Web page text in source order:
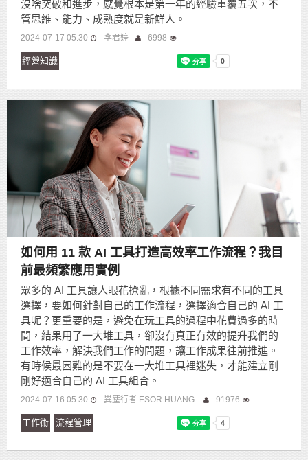
沒啥突破和進步，感覺根本是第一年的經驗重覆五次，不
管思維、能力、成熟度就是新鮮人。
2024-07-17 05:30 李君婷 6998
經營知識
如何用 11 款 AI 工具打造高效率工作流程？我目
前最頻繁應用實例
眾多的 AI 工具讓人眼花撩亂，根據不同需求有不同的工具
選擇，要如何針對自己的工作流程，選擇適合自己的 AI 工
具呢？更重要的是，避免在玩工具的過程中花費過多的時
間，結果用了一大堆工具，卻沒有真正有效的提升我們的
工作效率，解決我們工作的問題，讓工作成果往前推進。
有時候最困難的是不要在一大堆工具裡迷失，才能建立剛
剛好適合自己的 AI 工具組合。
2024-07-16 05:30 異塵行者 ESOR HUANG 91976
工作術 流程管理